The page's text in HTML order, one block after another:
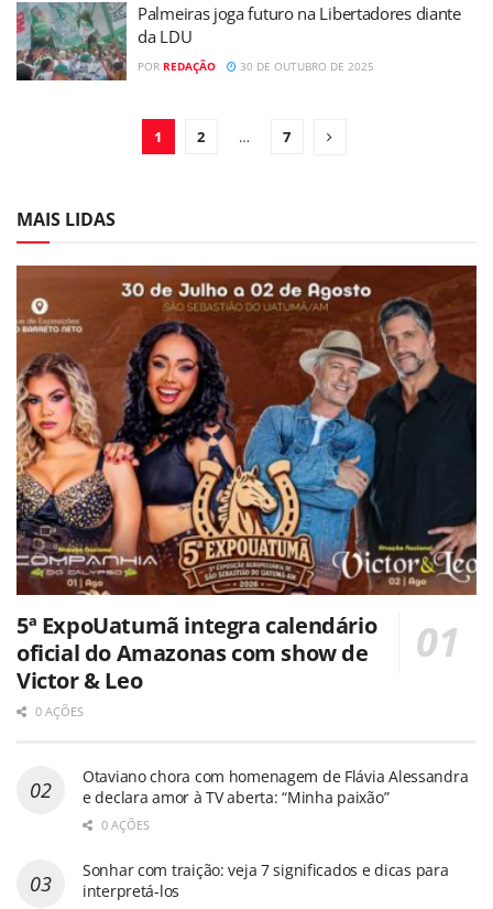
Palmeiras joga futuro na Libertadores diante
da LDU
POR REDAÇÃO 30 DE OUTUBRO DE 2025
1 2 … 7
MAIS LIDAS
5ª ExpoUatumã integra calendário
oficial do Amazonas com show de
Victor & Leo
0 AÇÕES
Otaviano chora com homenagem de Flávia Alessandra
e declara amor à TV aberta: “Minha paixão”
0 AÇÕES
Sonhar com traição: veja 7 significados e dicas para
interpretá-los